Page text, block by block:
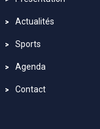
Actualités
Sports
Agenda
Contact